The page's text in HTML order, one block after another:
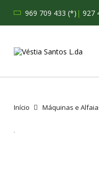
969 709 433 (*) | 927
Início Máquinas e